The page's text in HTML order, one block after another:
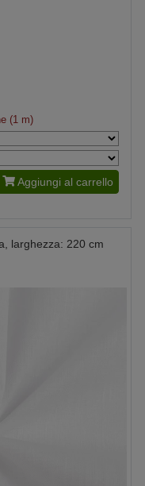
(1 m)
Aggiungi al carrello
larghezza: 220 cm